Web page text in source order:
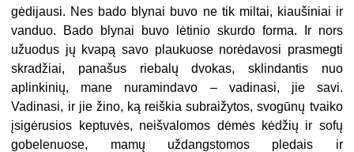
gėdijausi. Nes bado blynai buvo ne tik miltai, kiaušiniai ir
vanduo. Bado blynai buvo lėtinio skurdo forma. Ir nors
užuodus jų kvapą savo plaukuose norėdavosi prasmegti
skradžiai, panašus riebalų dvokas, sklindantis nuo
aplinkinių, mane nuramindavo – vadinasi, jie savi.
Vadinasi, ir jie žino, ką reiškia subraižytos, svogūnų tvaiko
įsigėrusios keptuvės, neišvalomos dėmės kėdžių ir sofų
gobelenuose, mamų uždangstomos pledais ir